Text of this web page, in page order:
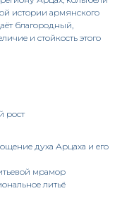
истории армянского
благородный,
и стойкость этого
рост
духа Арцаха и его
мрамор
литьё